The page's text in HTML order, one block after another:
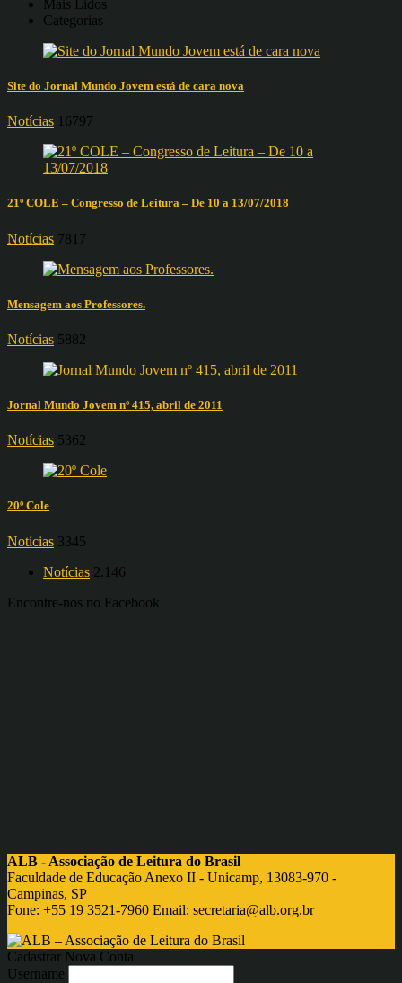
Mais Lidos
Categorias
Site do Jornal Mundo Jovem está de cara nova
Notícias 16797
21º COLE – Congresso de Leitura – De 10 a 13/07/2018
Notícias 7817
Mensagem aos Professores.
Notícias 5882
Jornal Mundo Jovem nº 415, abril de 2011
Notícias 5362
20º Cole
Notícias 3345
Notícias 2.146
Encontre-nos no Facebook
ALB - Associação de Leitura do Brasil
Faculdade de Educação Anexo II - Unicamp, 13083-970 -
Campinas, SP
Fone: +55 19 3521-7960 Email: secretaria@alb.org.br
Cadastrar Nova Conta
Username